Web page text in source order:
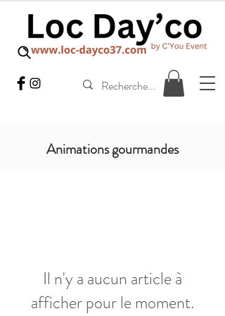
Animations gourmandes
Il n'y a aucun article à
afficher pour le moment.